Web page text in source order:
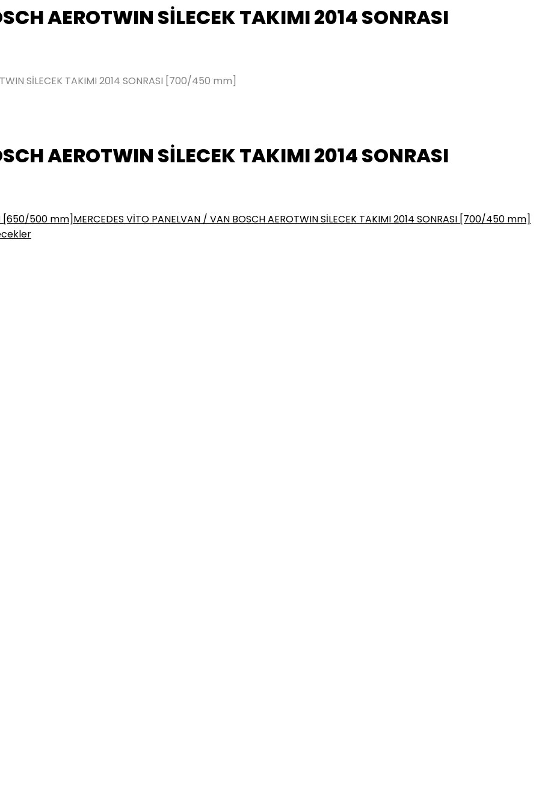
AEROTWIN SİLECEK TAKIMI 2014 SONRASI
SİLECEK TAKIMI 2014 SONRASI [700/450 mm]
AEROTWIN SİLECEK TAKIMI 2014 SONRASI
[650/500 mm]MERCEDES VİTO PANELVAN / VAN BOSCH AEROTWIN SİLECEK TAKIMI 2014 SONRASI [700/450 mm]